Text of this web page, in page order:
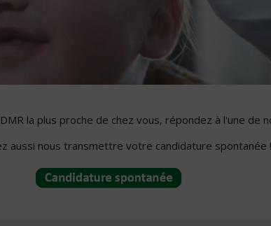
la plus proche de chez vous, répondez à l'une de
aussi nous transmettre votre candidature spontanée !